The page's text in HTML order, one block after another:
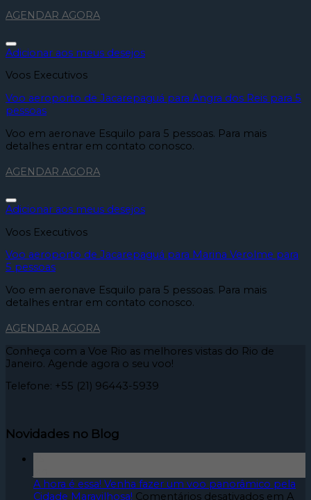
AGENDAR AGORA
Adicionar aos meus desejos
Voos Executivos
Voo aeroporto de Jacarepaguá para Angra dos Reis para 5
pessoas
Voo em aeronave Esquilo para 5 pessoas. Para mais
detalhes entrar em contato conosco.
AGENDAR AGORA
Adicionar aos meus desejos
Voos Executivos
Voo aeroporto de Jacarepaguá para Marina Verolme para
5 pessoas
Voo em aeronave Esquilo para 5 pessoas. Para mais
detalhes entrar em contato conosco.
AGENDAR AGORA
Conheça com a Voe Rio as melhores vistas do Rio de
Janeiro. Agende agora o seu voo!
Telefone: +55 (21) 96443-5939
Novidades no Blog
A hora é essa! Venha fazer um voo panorâmico pela
Cidade Maravilhosa! Comentários desativados em A